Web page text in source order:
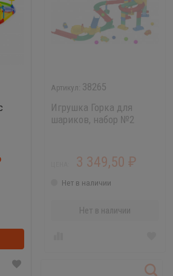
38265
Игрушка Горка для
шариков, набор №2
3 349,50 ₽
Нет в наличии
Нет в наличии